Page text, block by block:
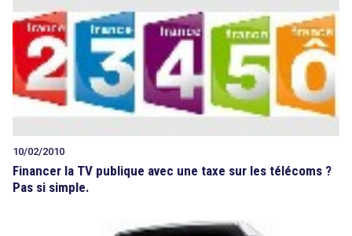
10/02/2010
Financer la TV publique avec une taxe sur les télécoms ?
Pas si simple.